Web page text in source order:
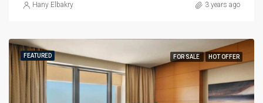
Hany Elbakry 3 years ago
FEATURED FOR SALE HOT OFFER